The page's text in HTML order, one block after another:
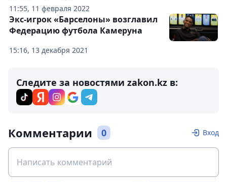
11:55, 11 февраля 2022
15:16, 13 декабря 2021
Экс-игрок «Барселоны» возглавил
Федерацию футбола Камеруна
Следите за новостями zakon.kz в:
Комментарии 0 Вход